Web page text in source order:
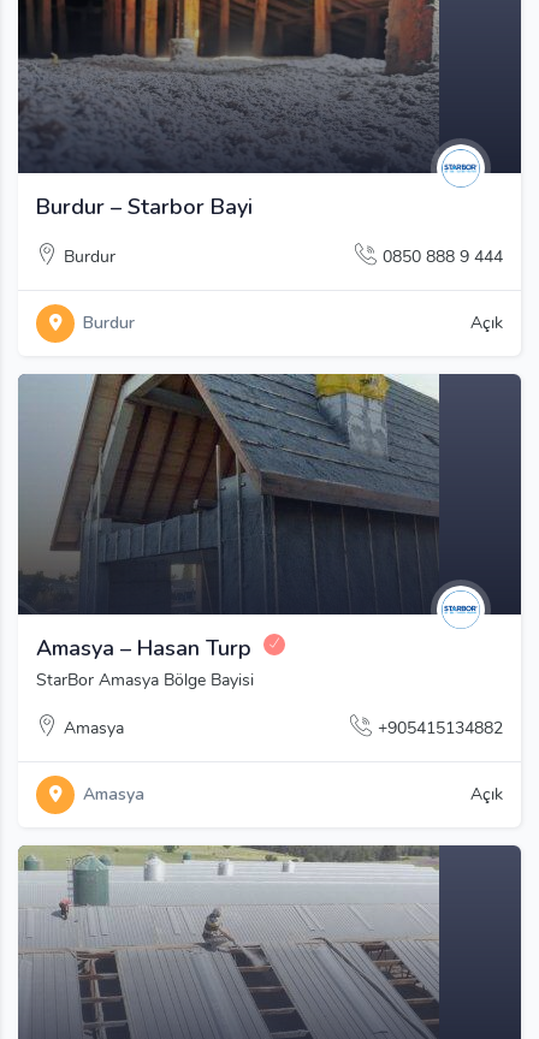
Burdur – Starbor Bayi
Burdur 0850 888 9 444
Burdur Açık
Amasya – Hasan Turp
StarBor Amasya Bölge Bayisi
Amasya +905415134882
Amasya Açık